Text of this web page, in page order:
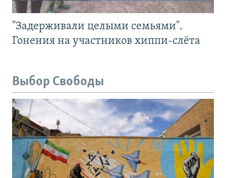
"Задерживали целыми семьями".
Гонения на участников хиппи-слёта
Выбор Свободы